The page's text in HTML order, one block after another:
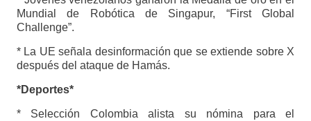
Mundial de Robótica de Singapur, “First Global
Challenge”.
* La UE señala desinformación que se extiende sobre X
después del ataque de Hamás.
*Deportes*
* Selección Colombia alista su nómina para el